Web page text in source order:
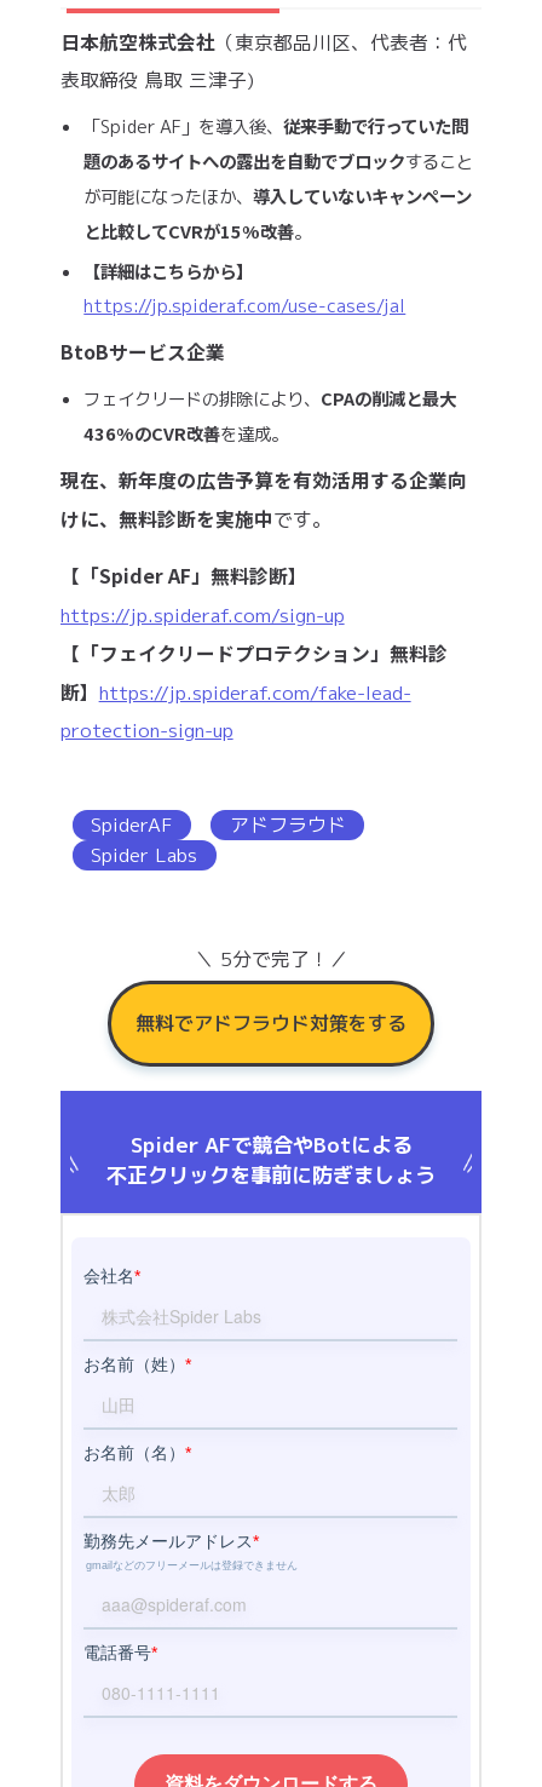
日本航空株式会社（東京都品川区、代表者：代
表取締役 鳥取 三津子)
「Spider AF」を導入後、従来手動で行っていた問
題のあるサイトへの露出を自動でブロックすること
が可能になったほか、導入していないキャンペーン
と比較してCVRが15%改善。
【詳細はこちらから】
https://jp.spideraf.com/use-cases/jal
BtoBサービス企業
フェイクリードの排除により、 CPAの削減と最大
436%のCVR改善を達成。
現在、新年度の広告予算を有効活用する企業向
けに、無料診断を実施中です。
【「Spider AF」無料診断】
https://jp.spideraf.com/sign-up
【「フェイクリードプロテクション」無料診
断】 https://jp.spideraf.com/fake-lead-
protection-sign-up
SpiderAF
アドフラウド
Spider Labs
＼ 5分で完了！／
無料でアドフラウド対策をする
Spider AFで競合やBotによる
不正クリックを事前に防ぎましょう